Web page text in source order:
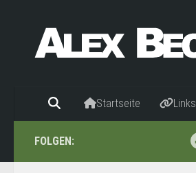
Startseite Links
FOLGEN: